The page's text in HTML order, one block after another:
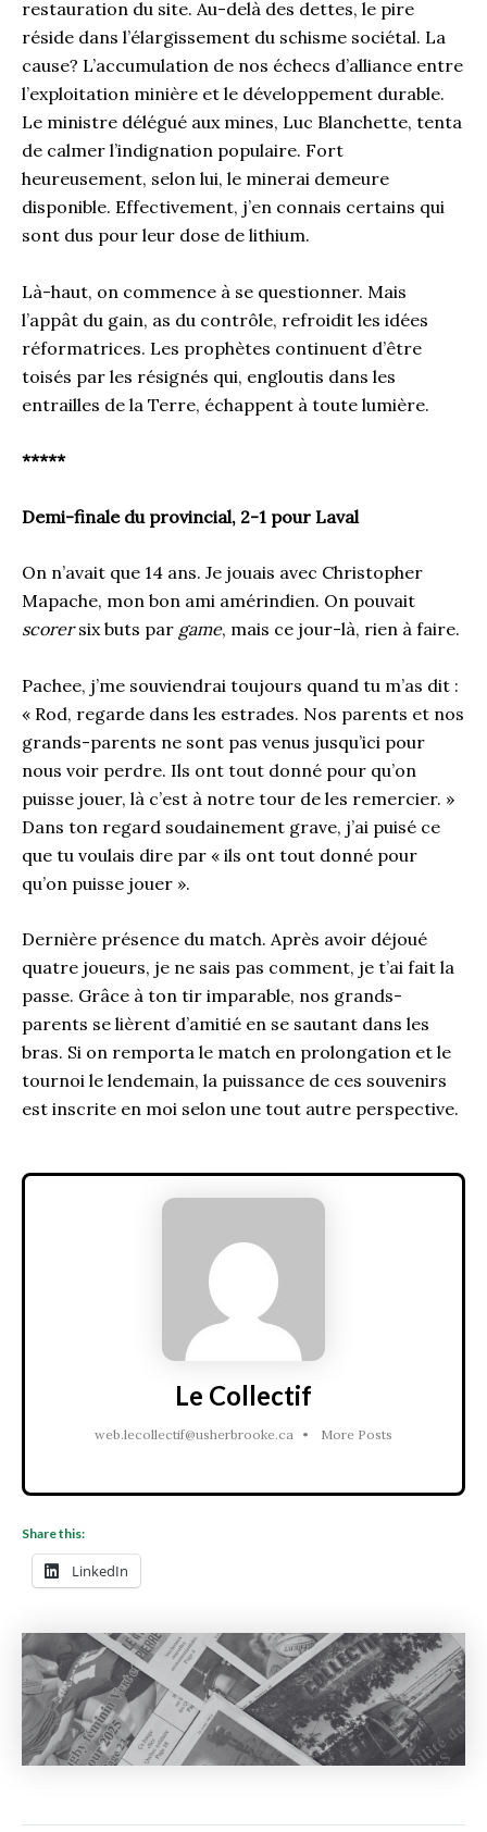
restauration du site. Au-delà des dettes, le pire
réside dans l’élargissement du schisme sociétal. La
cause? L’accumulation de nos échecs d’alliance entre
l’exploitation minière et le développement durable.
Le ministre délégué aux mines, Luc Blanchette, tenta
de calmer l’indignation populaire. Fort
heureusement, selon lui, le minerai demeure
disponible. Effectivement, j’en connais certains qui
sont dus pour leur dose de lithium.
Là-haut, on commence à se questionner. Mais
l’appât du gain, as du contrôle, refroidit les idées
réformatrices. Les prophètes continuent d’être
toisés par les résignés qui, engloutis dans les
entrailles de la Terre, échappent à toute lumière.
*****
Demi-finale du provincial, 2-1 pour Laval
On n’avait que 14 ans. Je jouais avec Christopher
Mapache, mon bon ami amérindien. On pouvait
scorersix buts par game, mais ce jour-là, rien à faire.
Pachee, j’me souviendrai toujours quand tu m’as dit :
« Rod, regarde dans les estrades. Nos parents et nos
grands-parents ne sont pas venus jusqu’ici pour
nous voir perdre. Ils ont tout donné pour qu’on
puisse jouer, là c’est à notre tour de les remercier. »
Dans ton regard soudainement grave, j’ai puisé ce
que tu voulais dire par « ils ont tout donné pour
qu’on puisse jouer ».
Dernière présence du match. Après avoir déjoué
quatre joueurs, je ne sais pas comment, je t’ai fait la
passe. Grâce à ton tir imparable, nos grands-
parents se lièrent d’amitié en se sautant dans les
bras. Si on remporta le match en prolongation et le
tournoi le lendemain, la puissance de ces souvenirs
est inscrite en moi selon une tout autre perspective.
Le Collectif
web.lecollectif@usherbrooke.ca • More Posts
Share this:
LinkedIn